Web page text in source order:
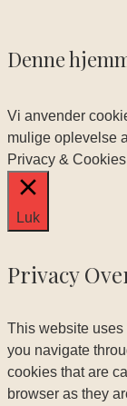
Denne
Vi anvender
mulige oplevelse
Privacy &
Luk
Privacy
This website
you navigate
cookies that are
browser as they